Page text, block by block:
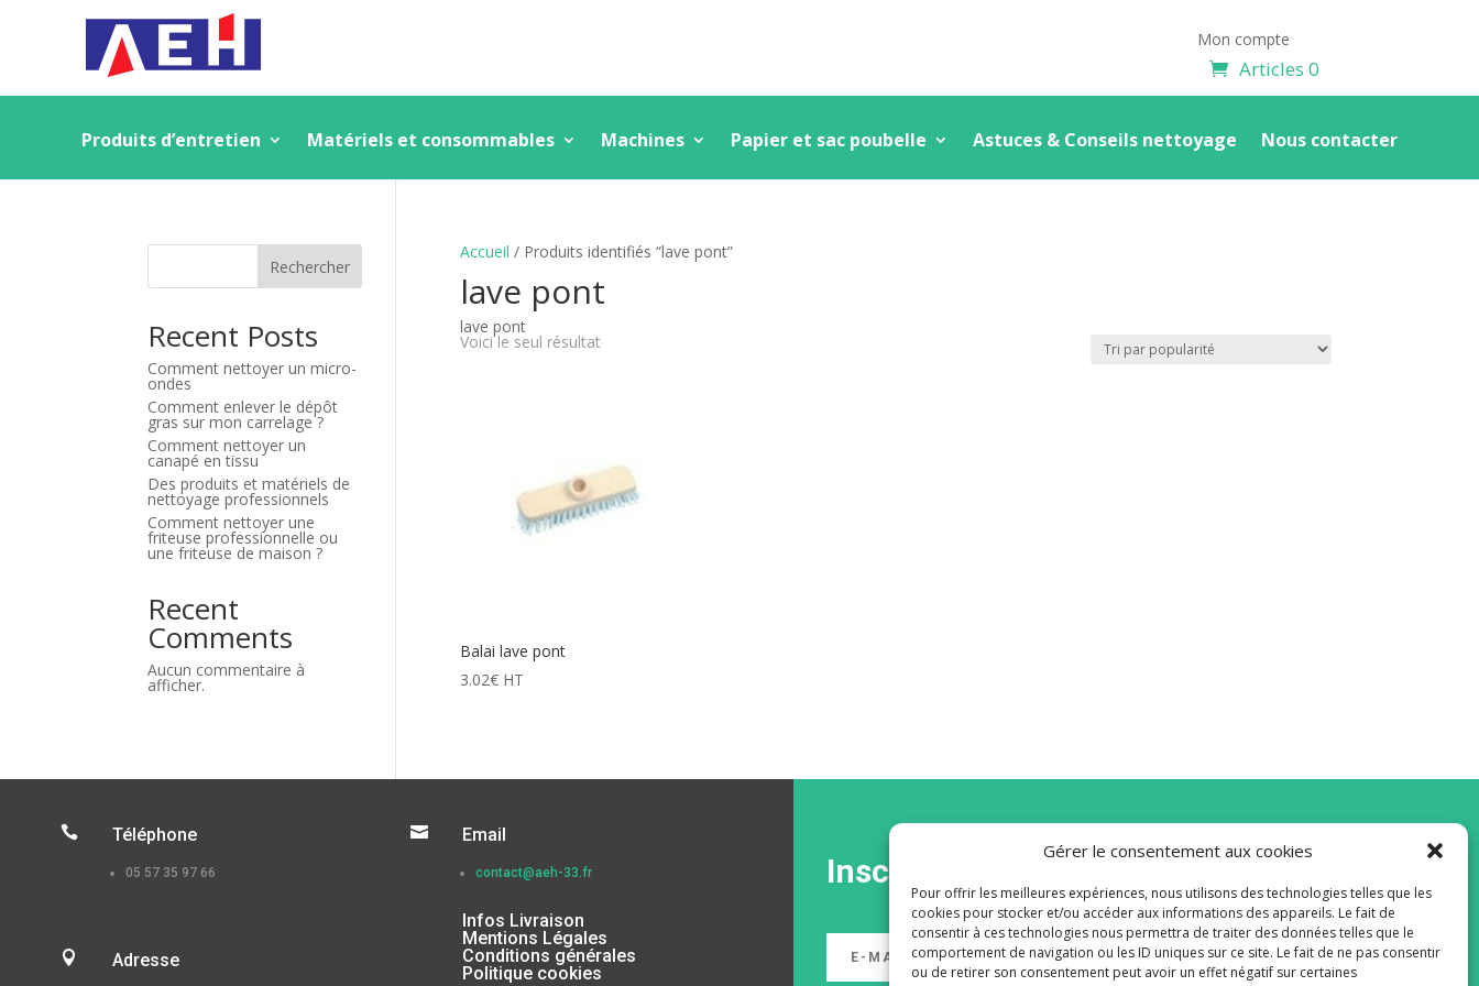
Gérer le consentement aux cookies
Pour offrir les meilleures expériences, nous utilisons des technologies telles que les
cookies pour stocker et/ou accéder aux informations des appareils. Le fait de
consentir à ces technologies nous permettra de traiter des données telles que le
comportement de navigation ou les ID uniques sur ce site. Le fait de ne pas consentir
ou de retirer son consentement peut avoir un effet négatif sur certaines
Mon compte
Articles 0
Produits d’entretien Matériels et consommables Machines Papier et sac poubelle Astuces & Conseils nettoyage Nous contacter
Accueil / Produits identifiés “lave pont”
lave pont
lave pont
Voici le seul résultat
Balai lave pont
3.02€ HT
Rechercher
Recent Posts
Comment nettoyer un micro-
ondes
Comment enlever le dépôt
gras sur mon carrelage ?
Comment nettoyer un
canapé en tissu
Des produits et matériels de
nettoyage professionnels
Comment nettoyer une
friteuse professionnelle ou
une friteuse de maison ?
Recent
Comments
Aucun commentaire à
afficher.
 Téléphone
05 57 35 97 66
 Adresse
 Email
contact@aeh-33.fr
Infos Livraison
Mentions Légales
Conditions générales
Politique cookies
Inscrivez-vous à la Newsletter